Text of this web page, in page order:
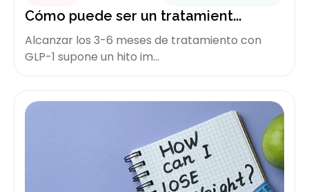
Cómo puede ser un tratamient...
Alcanzar los 3-6 meses de tratamiento con
GLP-1 supone un hito im...